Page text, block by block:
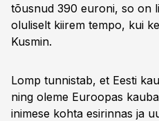
tõusnud 390 euroni, so on
oluliselt kiirem tempo, kui
Kusmin.
Lomp tunnistab, et Eesti
ning oleme Euroopas
inimese kohta esirinnas ja